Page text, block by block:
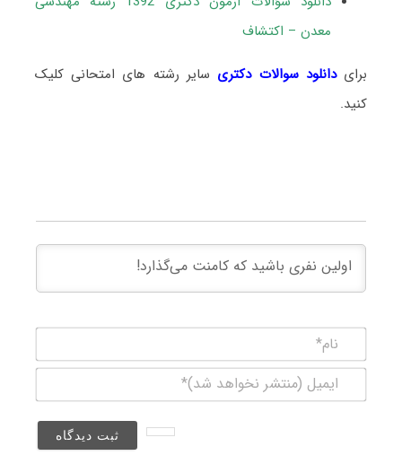
معدن – اکتشاف
برایدانلود سوالات دکتری سایر رشته های امتحانی کلیک
کنید.
(منتشر